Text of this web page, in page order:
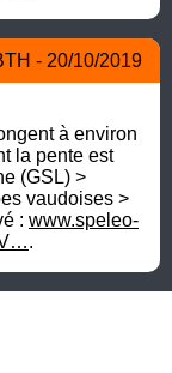
- 20/10/2019
à environ
la pente est
(GSL) >
vaudoises >
: www.speleo-
.